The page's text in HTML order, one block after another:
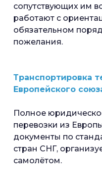
сопутствующих им
работают с
обязательном
пожелания.
Транспортировка
Европейского
Полное
перевозки из
документы по
стран СНГ,
самолётом.